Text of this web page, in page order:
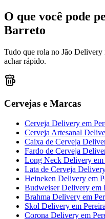
O que você pode
Barreto
Tudo que rola no Jão Delivery
achar rápido.
Cervejas e Marcas
Cerveja Delivery em
Cerveja Artesanal
Caixa de Cerveja
Fardo de Cerveja
Long Neck Delivery em
Lata de Cerveja
Heineken Delivery em
Budweiser Delivery em
Brahma Delivery em
Skol Delivery em
Corona Delivery em